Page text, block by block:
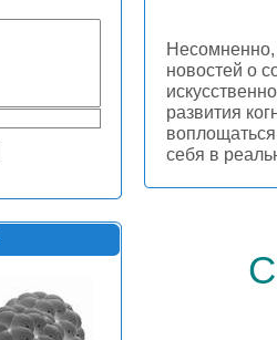
Несомненно,
новостей о
развития
себя в